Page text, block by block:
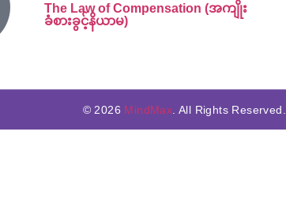
The Law of Compensation (အကျိုး
ခံစားခွင့်နိယာမ)
© 2026 MindMax . All Rights Reserved.